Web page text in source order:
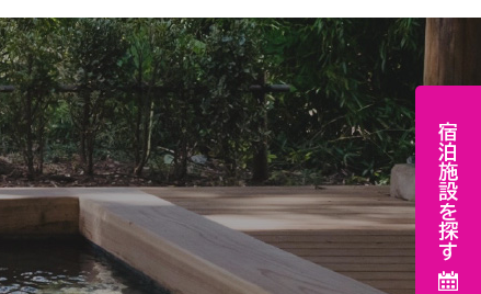
宿泊施設を探す